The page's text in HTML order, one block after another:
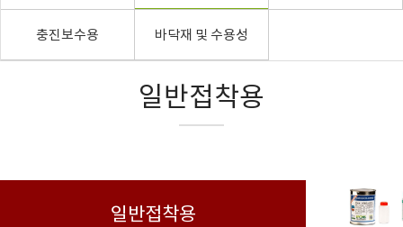
충진보수용 바닥재 및 수용성
에폭시
일반접착용
일반접착용